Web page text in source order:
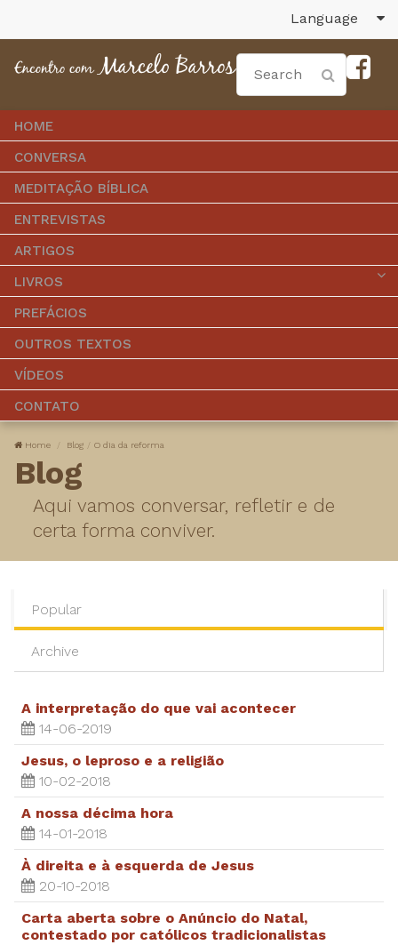
Language
HOME
CONVERSA
MEDITAÇÃO BÍBLICA
ENTREVISTAS
ARTIGOS
LIVROS
PREFÁCIOS
OUTROS TEXTOS
VÍDEOS
CONTATO
Home Blog ​O dia da reforma
Blog
Aqui vamos conversar, refletir e de
certa forma conviver.
Popular
Archive
A interpretação do que vai acontecer
14-06-2019
Jesus, o leproso e a religião
10-02-2018
A nossa décima hora
14-01-2018
À direita e à esquerda de Jesus
20-10-2018
Carta aberta sobre o Anúncio do Natal,
contestado por católicos tradicionalistas